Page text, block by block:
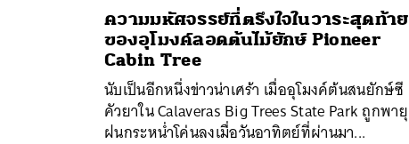
ความมหัศจรรย์ที่ตรึงใจในวาระสุดท้าย
ของอุโมงค์ลอดต้นไม้ยักษ์ Pioneer
Cabin Tree
นับเป็นอีกหนึ่งข่าวน่าเศร้า เมื่ออุโมงค์ต้นสนยักษ์ซี
คัวยาใน Calaveras Big Trees State Park ถูกพายุ
ฝนกระหน่ำโค่นลงเมื่อวันอาทิตย์ที่ผ่านมา...